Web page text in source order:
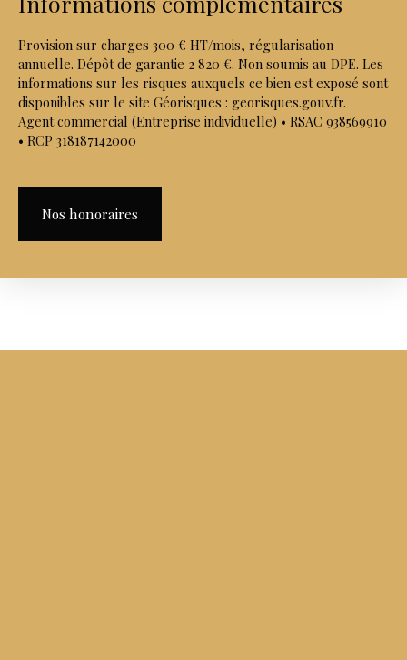
Provision sur charges 300 € HT/mois, régularisation
annuelle. Dépôt de garantie 2 820 €. Non soumis au DPE. Les
informations sur les risques auxquels ce bien est exposé sont
disponibles sur le site Géorisques : georisques.gouv.fr.
Agent commercial (Entreprise individuelle) • RSAC 938569910
• RCP 318187142000
Nos honoraires